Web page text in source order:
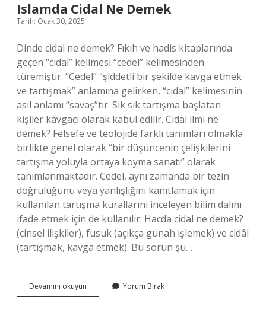
Islamda Cidal Ne Demek
Tarih: Ocak 30, 2025
Dinde cidal ne demek? Fıkıh ve hadis kitaplarında
geçen “cidal” kelimesi “cedel” kelimesinden
türemiştir. “Cedel” “şiddetli bir şekilde kavga etmek
ve tartışmak” anlamına gelirken, “cidal” kelimesinin
asıl anlamı “savaş”tır. Sık sık tartışma başlatan
kişiler kavgacı olarak kabul edilir. Cidal ilmi ne
demek? Felsefe ve teolojide farklı tanımları olmakla
birlikte genel olarak “bir düşüncenin çelişkilerini
tartışma yoluyla ortaya koyma sanatı” olarak
tanımlanmaktadır. Cedel, aynı zamanda bir tezin
doğruluğunu veya yanlışlığını kanıtlamak için
kullanılan tartışma kurallarını inceleyen bilim dalını
ifade etmek için de kullanılır. Hacda cidal ne demek?
(cinsel ilişkiler), fusuk (açıkça günah işlemek) ve cidâl
(tartışmak, kavga etmek). Bu sorun şu…
Devamını okuyun Islamda
Cidal
Yorum Bırak